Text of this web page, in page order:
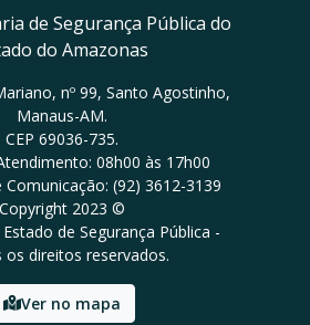
de Segurança Pública do
do Amazonas
nº 99, Santo Agostinho,
Manaus-AM.
CEP 69036-735.
08h00 às 17h00
Comunicação: (92) 3612-3139
Copyright 2023 ©
de Segurança Pública -
os direitos reservados.
Ver no mapa